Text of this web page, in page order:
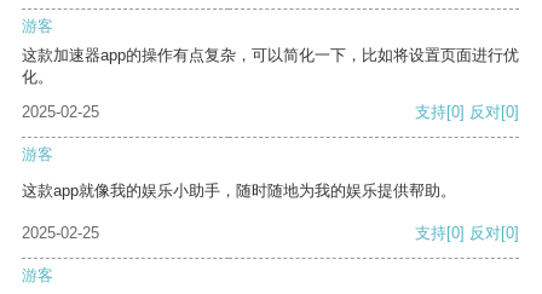
游客
这款加速器app的操作有点复杂，可以简化一下，比如将设置页面进行优
化。
2025-02-25
支持[0] 反对[0]
游客
这款app就像我的娱乐小助手，随时随地为我的娱乐提供帮助。
2025-02-25 支持[0] 反对[0]
游客